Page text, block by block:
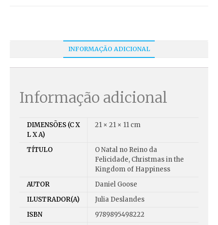
INFORMAÇÃO ADICIONAL
Informação adicional
DIMENSÕES (C X
L X A)
21 × 21 × 11 cm
TÍTULO
O Natal no Reino da
Felicidade, Christmas in the
Kingdom of Happiness
AUTOR
Daniel Goose
ILUSTRADOR(A)
Julia Deslandes
ISBN
9789895498222